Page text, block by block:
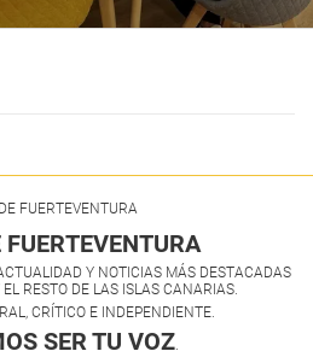
FUERTEVENTURA
Y NOTICIAS MÁS DESTACADAS
RESTO DE LAS ISLAS CANARIAS.
CRÍTICO E INDEPENDIENTE.
SER TU VOZ